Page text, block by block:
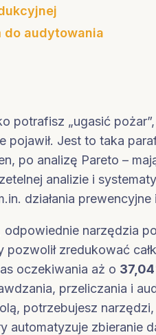
do audytowania
potrafisz „ugasić
Jest to taka
po analizę Pareto –
analizie i
działania prewencyjne
narzędzia
pozwolił zredukować
oczekiwania aż o
przeliczania i
potrzebujesz
automatyzuje zbieranie